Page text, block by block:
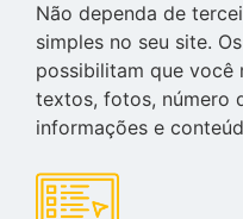
Não dependa de
simples no seu site.
possibilitam que você
textos, fotos, número
informações e